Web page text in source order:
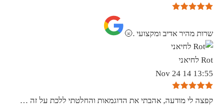
שרות מהיר אדיב ומקצועי .🌝
Rot לחיאני
13:55 14 Nov 24
קפצה לי מודעה, אהבתי את הדוגמאות והחלטתי ללכת על זה …